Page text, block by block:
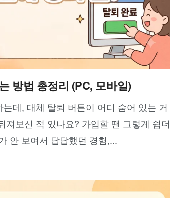
방법 총정리 (PC, 모바일)
데, 대체 탈퇴 버튼이 어디 숨어 있는 거
져보신 적 있나요? 가입할 땐 그렇게 쉽더
안 보여서 답답했던 경험,...